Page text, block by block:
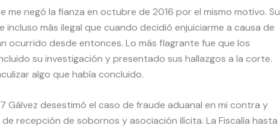
me negó la fianza en octubre de 2016 por el mismo motivo. Su
incluso más ilegal que cuando decidió enjuiciarme a causa de
ocurrido desde entonces. Lo más flagrante fue que los
su investigación y presentado sus hallazgos a la corte.
algo que había concluido.
Gálvez desestimó el caso de fraude aduanal en mi contra y
recepción de sobornos y asociación ilícita. La Fiscalía hasta